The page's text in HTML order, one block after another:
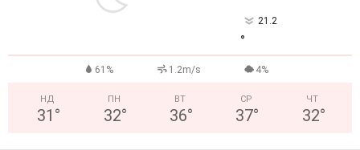
21.2
°
61% 1.2m/s 4%
НД
31 °
ПН
32°
ВТ
36°
СР
37°
ЧТ
32°